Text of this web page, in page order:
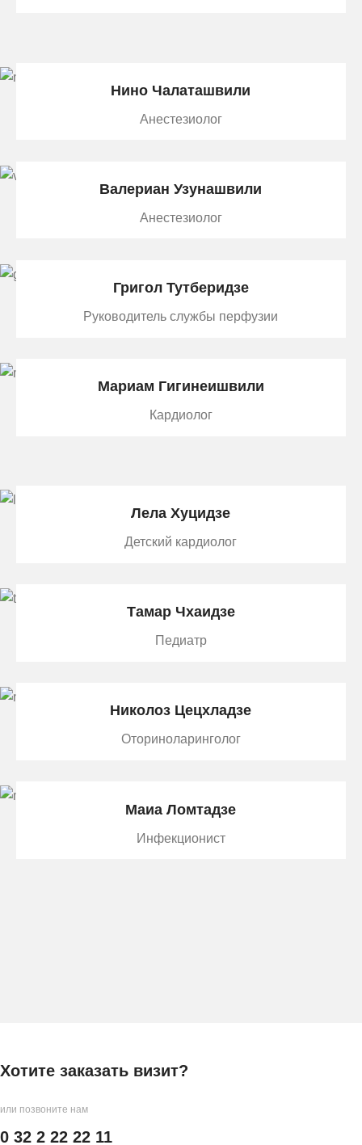
Нино Чалаташвили
Анестезиолог
Валериан Узунашвили
Анестезиолог
Григол Тутберидзе
Руководитель службы перфузии
Mариам Гигинеишвили
Кардиолог
Лела Хуцидзе
Детский кардиолог
Tамар Чхаидзе
Педиатр
Николоз Цецхладзе
Оториноларинголог
Mаиа Ломтадзе
Инфекционист
Хотите заказать визит?
или позвоните нам
0 32 2 22 22 11